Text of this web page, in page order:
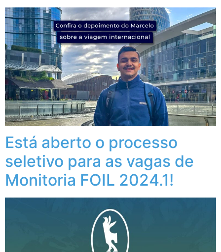
Está aberto o processo
seletivo para as vagas de
Monitoria FOIL 2024.1!